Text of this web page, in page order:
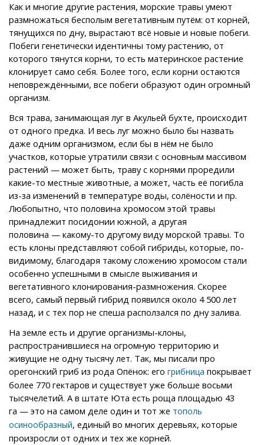
Как и многие другие растения, морские травы умеют
размножаться бесполым вегетативным путём: от корней,
тянущихся по дну, вырастают всё новые и новые побеги.
Побеги генетически идентичны тому растению, от
которого тянутся корни, то есть материнское растение
клонирует само себя. Более того, если корни остаются
неповреждёнными, все побеги образуют один огромный
организм.
Вся трава, занимающая луг в Акульей бухте, происходит
от одного предка. И весь луг можно было бы назвать
даже одним организмом, если бы в нём не было
участков, которые утратили связи с основным массивом
растений — может быть, траву с корнями проредили
какие-то местные животные, а может, часть её погибла
из-за изменений в температуре воды, солёности и пр.
Любопытно, что половина хромосом этой травы
принадлежит посидонии южной, а другая
половина — какому-то другому виду морской травы. То
есть клоны представляют собой гибриды, которые, по-
видимому, благодаря такому сложению хромосом стали
особенно успешными в смысле выживания и
вегетативного клонирования-размножения. Скорее
всего, самый первый гибрид появился около 4 500 лет
назад, и с тех пор не спеша расползался по дну залива.
На земле есть и другие организмы-клоны,
распространившиеся на огромную территорию и
живущие не одну тысячу лет. Так, мы писали про
орегонский гриб из рода Опёнок: его грибница покрывает
более 770 гектаров и существует уже больше восьми
тысячелетий. А в штате Юта есть роща площадью 43
га — это на самом деле один и тот же тополь
осинообразный, единый во многих деревьях, которые
произросли от одних и тех же корней.